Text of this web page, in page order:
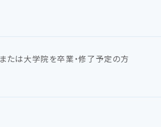
は大学院を卒業・修了予定の方